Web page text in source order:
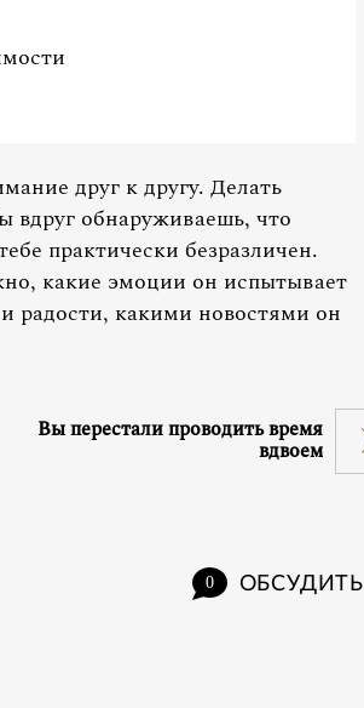
друг к другу. Делать
вдруг обнаруживаешь, что
практически безразличен.
какие эмоции он испытывает
радости, какими новостями он
Вы перестали проводить время
вдвоем
0 ОБСУДИТЬ